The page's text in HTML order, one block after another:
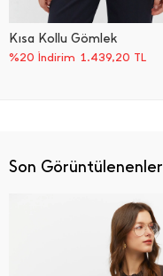
Kısa Kollu Gömlek
%20 İndirim 1.439,20 TL
Son Görüntülenenler